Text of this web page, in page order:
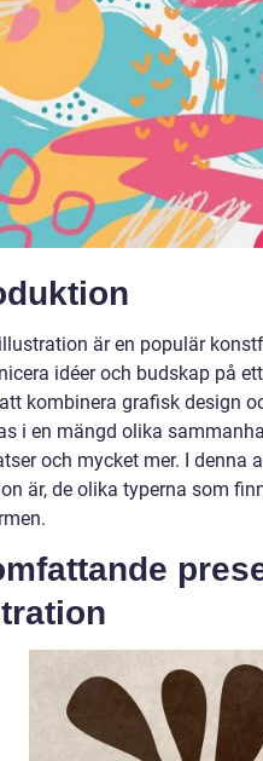
är en populär
idéer och budskap på
kombinera grafisk design
i en mängd olika
och mycket mer. I
är, de olika typerna som